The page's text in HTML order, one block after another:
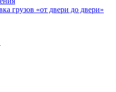
грузов «от двери до двери»